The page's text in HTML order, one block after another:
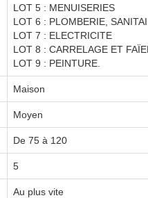
LOT 5 : MENUISERIES
LOT 6 : PLOMBERIE,
LOT 7 : ELECTRICITE
LOT 8 : CARRELAGE ET
LOT 9 : PEINTURE.
Maison
Moyen
De 75 à 120
5
Au plus vite